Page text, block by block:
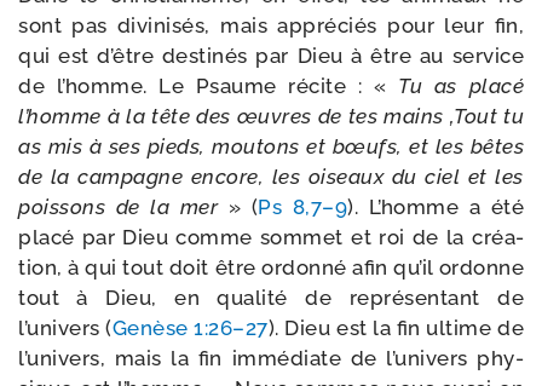
sont pas divi­ni­sés, mais appré­ciés pour leur fin,
qui est d’être des­ti­nés par Dieu à être au ser­vice
de l’homme. Le Psaume récite : « Tu as pla­cé
l’homme à la tête des œuvres de tes mains ‚Tout tu
as mis à ses pieds, mou­tons et bœufs, et les bêtes
de la cam­pagne encore, les oiseaux du ciel et les
pois­sons de la mer» (Ps 8,7–9). L’homme a été
pla­cé par Dieu comme som­met et roi de la créa­
tion, à qui tout doit être ordon­né afin qu’il ordonne
tout à Dieu, en qua­li­té de repré­sen­tant de
l’univers (Genèse 1:26–27). Dieu est la fin ultime de
l’u­ni­vers, mais la fin immé­diate de l’u­ni­vers phy­